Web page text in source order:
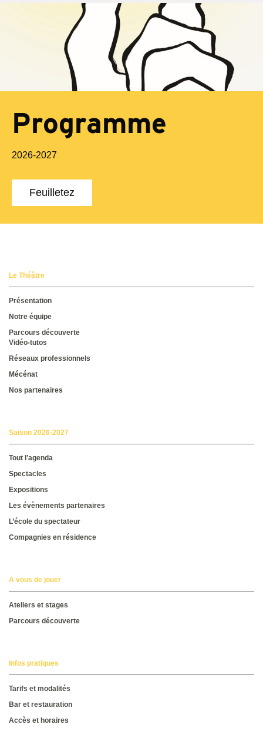
Programme
2026-2027
Feuilletez
Le Théâtre
Présentation
Notre équipe
Parcours découverte
Vidéo-tutos
Réseaux professionnels
Mécénat
Nos partenaires
Saison 2026-2027
Tout l’agenda
Spectacles
Expositions
Les évènements partenaires
L’école du spectateur
Compagnies en résidence
A vous de jouer
Ateliers et stages
Parcours découverte
Infos pratiques
Tarifs et modalités
Bar et restauration
Accès et horaires